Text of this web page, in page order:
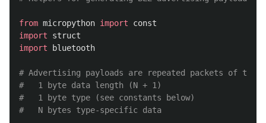
from micropython import
const
import
struct
import
bluetooth
# Advertising payloads are repeated packets of the
#   1 byte data length (N + 1)
#   1 byte type (see constants below)